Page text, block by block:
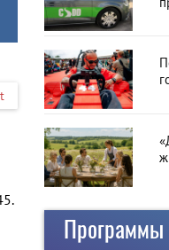
Программы